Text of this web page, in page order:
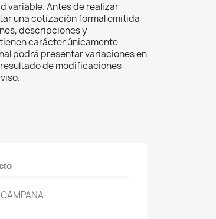
variable. Antes de realizar
una cotización formal emitida
descripciones y
carácter únicamente
podrá presentar variaciones en
de modificaciones